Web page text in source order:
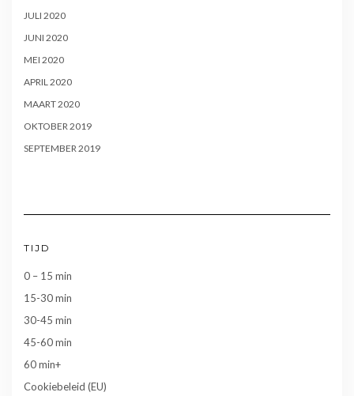
JULI 2020
JUNI 2020
MEI 2020
APRIL 2020
MAART 2020
OKTOBER 2019
SEPTEMBER 2019
TIJD
0 – 15 min
15-30 min
30-45 min
45-60 min
60 min+
Cookiebeleid (EU)